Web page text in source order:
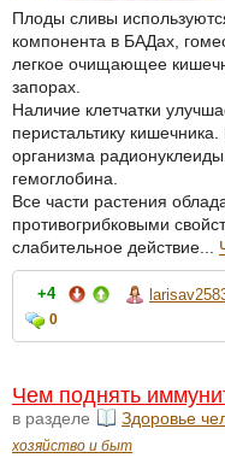
Плоды сливы
компонента в БАДах,
легкое очищающее
запорах.
Наличие клетчатки
перистальтику
организма
гемоглобина.
Все части растения
противогрибковыми
слабительное действие...
+4
0
Чем поднять
в разделе Здоровье
хозяйство и быт